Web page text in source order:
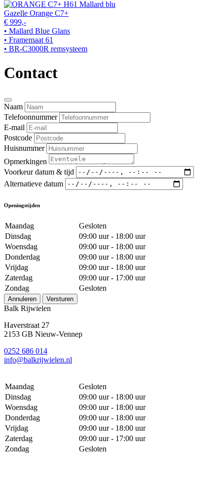
Gazelle Orange C7+
€ 999,-
• Mallard Blue Glans
• Framemaat 61
• BR-C3000R remsysteem
Contact
Naam
Telefoonnummer
E-mail
Postcode
Huisnummer
Opmerkingen
Voorkeur datum & tijd
Alternatieve datum
Openingstijden
Maandag
Gesloten
Dinsdag
09:00 uur - 18:00 uur
Woensdag
09:00 uur - 18:00 uur
Donderdag
09:00 uur - 18:00 uur
Vrijdag
09:00 uur - 18:00 uur
Zaterdag
09:00 uur - 17:00 uur
Zondag
Gesloten
Annuleren Versturen
Balk Rijwielen
Haverstraat 27
2153 GB Nieuw-Vennep
0252 686 014
info@balkrijwielen.nl
Maandag
Gesloten
Dinsdag
09:00 uur - 18:00 uur
Woensdag
09:00 uur - 18:00 uur
Donderdag
09:00 uur - 18:00 uur
Vrijdag
09:00 uur - 18:00 uur
Zaterdag
09:00 uur - 17:00 uur
Zondag
Gesloten